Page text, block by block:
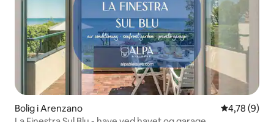
Bolig i Arenzano 4,78 ud af 5
4,78 (9)